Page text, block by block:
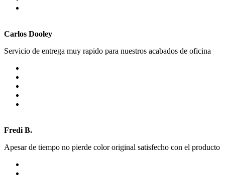
Carlos Dooley
Servicio de entrega muy rapido para nuestros acabados de oficina
Fredi B.
Apesar de tiempo no pierde color original satisfecho con el producto